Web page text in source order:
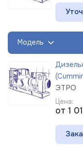
Модель
ЭТРО
Цена:
от 1